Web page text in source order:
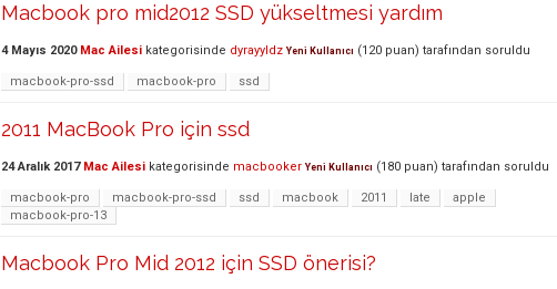
Macbook pro mid2012 SSD yükseltmesi yardım
4 Mayıs 2020 Mac Ailesi kategorisinde dyrayyldz Yeni Kullanıcı (120 puan) tarafından soruldu
macbook-pro-ssd macbook-pro ssd
2011 MacBook Pro için ssd
24 Aralık 2017 Mac Ailesi kategorisinde macbooker Yeni Kullanıcı (180 puan) tarafından soruldu
macbook-pro macbook-pro-ssd ssd macbook 2011 late
apple
macbook-pro-13
Macbook Pro Mid 2012 için SSD önerisi?